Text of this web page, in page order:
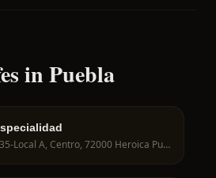
in Puebla
Av. 3 Poniente 535-Local A, Centro, 72000 Heroica Puebla de Zaragoza, Pue., Mexico